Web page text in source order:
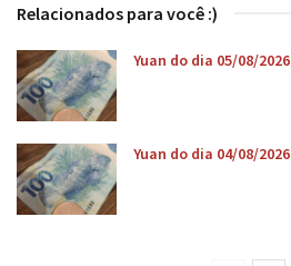
Relacionados para você :)
Yuan do dia 05/08/2026
Yuan do dia 04/08/2026